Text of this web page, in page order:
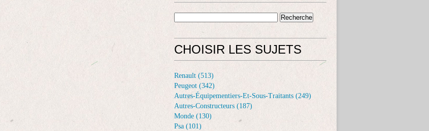
CHOISIR LES SUJETS
Renault (513)
Peugeot (342)
Autres-Équipementiers-Et-Sous-Traitants (249)
Autres-Constructeurs (187)
Monde (130)
Psa (101)